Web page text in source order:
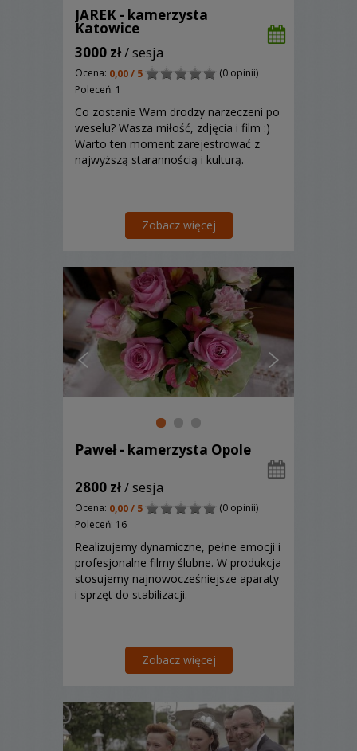
JAREK - kamerzysta
Katowice
3000 zł/ sesja
Ocena: 0,00 / 5
(0 opinii)
Poleceń: 1
Co zostanie Wam drodzy narzeczeni po
weselu? Wasza miłość, zdjęcia i film :)
Warto ten moment zarejestrować z
najwyższą starannością i kulturą.
Zobacz więcej
Paweł - kamerzysta Opole
2800 zł/ sesja
Ocena: 0,00 / 5
(0 opinii)
Poleceń: 16
Realizujemy dynamiczne, pełne emocji i
profesjonalne filmy ślubne. W produkcja
stosujemy najnowocześniejsze aparaty
i sprzęt do stabilizacji.
Zobacz więcej